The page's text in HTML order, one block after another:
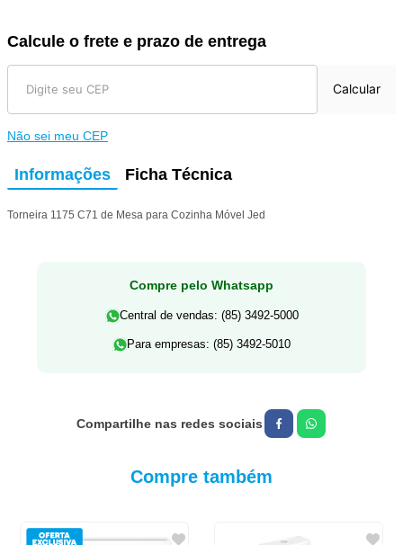
Calcule o frete e prazo de entrega
Calcular
Não sei meu CEP
Informações Ficha Técnica
Torneira 1175 C71 de Mesa para Cozinha Móvel Jed
Compre pelo Whatsapp
Central de vendas: (85) 3492-5000
Para empresas: (85) 3492-5010
Compre também